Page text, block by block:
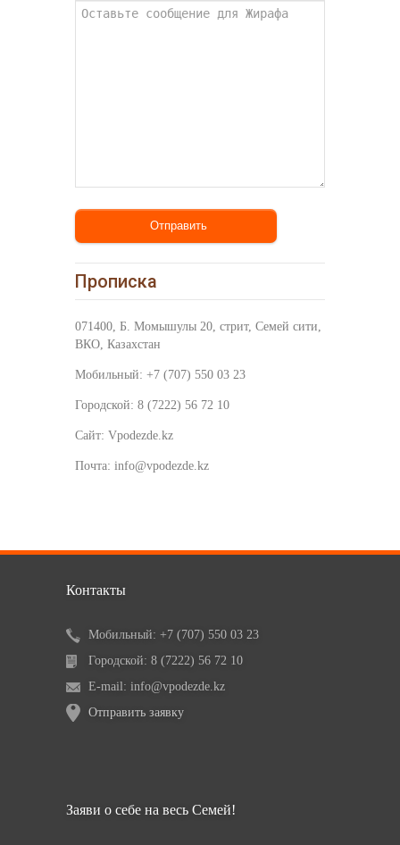
Прописка
071400, Б. Момышулы 20, стрит, Семей сити,
ВКО, Казахстан
Мобильный: +7 (707) 550 03 23
Городской: 8 (7222) 56 72 10
Сайт: Vpodezde.kz
Почта: info@vpodezde.kz
Контакты
Мобильный: +7 (707) 550 03 23
Городской: 8 (7222) 56 72 10
E-mail: info@vpodezde.kz
Отправить заявку
Заяви о себе на весь Семей!